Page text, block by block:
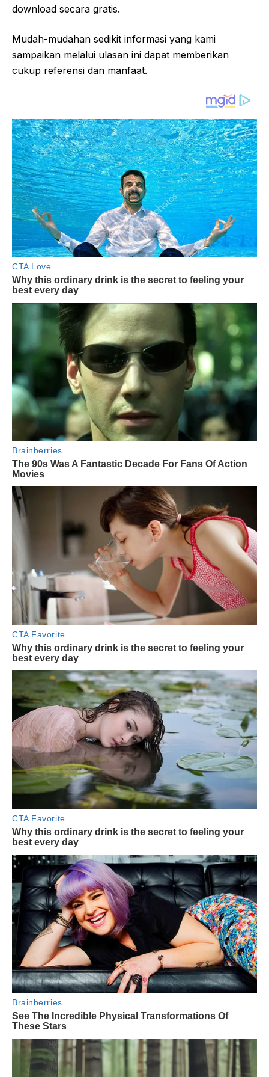
download secara gratis.
Mudah-mudahan sedikit informasi yang kami
sampaikan melalui ulasan ini dapat memberikan
cukup referensi dan manfaat.